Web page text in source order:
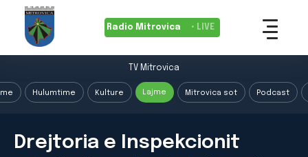
Radio Mitrovica • LIVE
TV Mitrovica
Hulumtime Kulture Lajme Mitrovica sot Podcast
Drejtoria e Inspekcionit